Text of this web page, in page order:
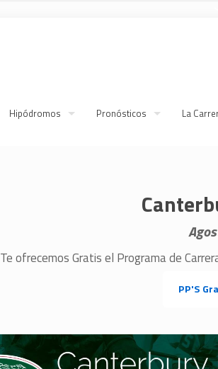
Hipódromos Pronósticos La
Te ofrecemos Gratis el Programa de
PP'S